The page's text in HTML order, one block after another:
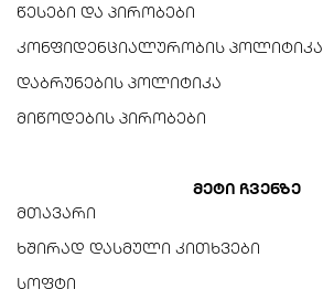
წესები და პირობები
კონფიდენციალურობის პოლიტიკა
დაბრუნების პოლიტიკა
მიწოდების პირობები
მეტი ჩვენზე
მთავარი
ხშირად დასმული კითხვები
სოფტი